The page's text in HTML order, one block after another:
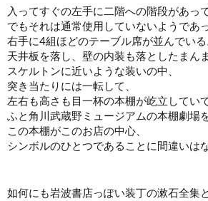
入ってすぐの左手に二階への階段があって
でもそれは通常使用していないようであっ
右手に4組ほどのテーブル席が並んでいる
天井板を落し、壁の内装も落としたまんま
スケルトンに近いような装いの中、
突き当たりには一転して、
左右も高さも目一杯の本棚が屹立していて
ふと角川武蔵野ミュージアムの本棚劇場
この本棚がこのお店の中心、
シンボルのひとつであることに間違いはな
如何にも岩波書店っぽい装丁の漱石全集と